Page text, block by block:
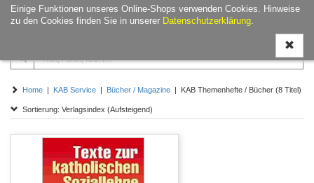
Einige Funktionen unseres Online-Shops verwenden Cookies. Hinweise
zu den Cookies finden Sie in unserer Datenschutzerklärung.
ein-/
Home | KAB Service | Bücher / Magazine | KAB Themenhefte / Bücher (8 Titel)
Sortierung: Verlagsindex (Aufsteigend)